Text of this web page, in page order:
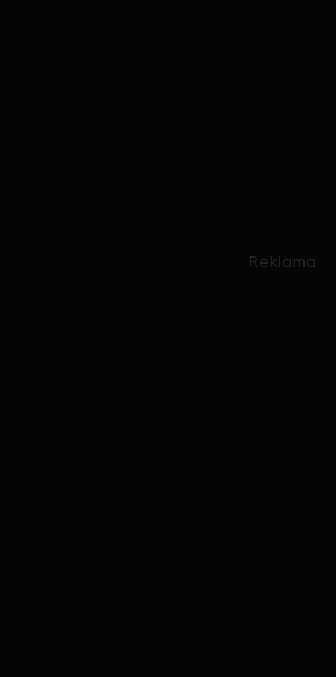
Reklama